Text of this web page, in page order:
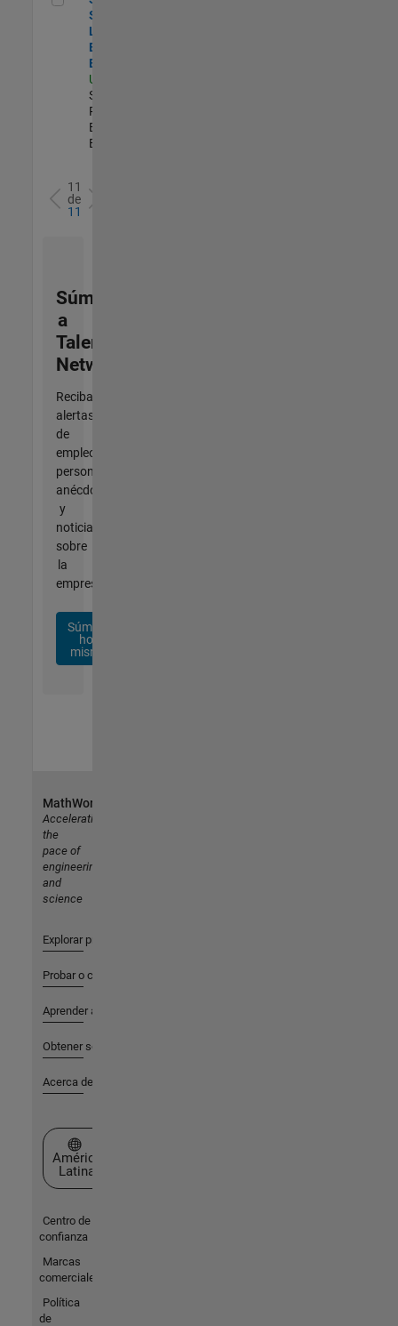
Security
Learning and
Enablement
Engineer
US-MA-Natick
Software
Process
Engineering |
Experimentado
11
de
11
Súmese
a
Talent
Network
Reciba
alertas
de
empleo
personalizadas,
anécdotas
y
noticias
sobre
la
empresa.
Súmese
hoy
mismo
MathWorks
Accelerating
the
pace of
engineering
and
science
Explorar productos
Probar o comprar
Aprender a utilizar
Obtener soporte
Acerca de MathWorks
Seleccione un país/idioma
América
Latina
Centro de
confianza
Marcas
comerciales
Política
de